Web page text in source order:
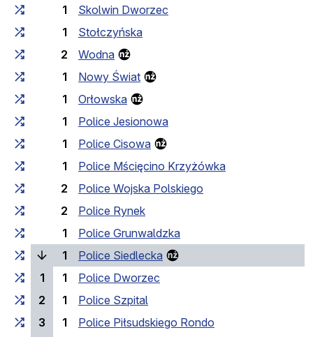
1
Skolwin Dworzec
1
Stołczyńska
2
Wodna
1
Nowy Świat
1
Orłowska
1
Police Jesionowa
1
Police Cisowa
1
Police Mścięcino Krzyżówka
2
Police Wojska Polskiego
2
Police Rynek
1
Police Grunwaldzka
1
Police Siedlecka
1
1
Police Dworzec
2
1
Police Szpital
3
1
Police Piłsudskiego Rondo